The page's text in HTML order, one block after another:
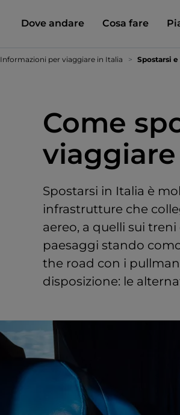
Dove andare Cosa fare
Informazioni per viaggiare in Italia Spostarsi
Come
Spostarsi in Italia è
infrastrutture che
aereo, a quelli sui
paesaggi stando
the road con i
disposizione: le